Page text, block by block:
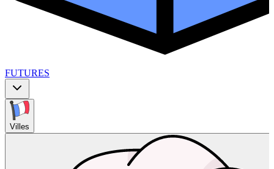
FUTURES
Villes